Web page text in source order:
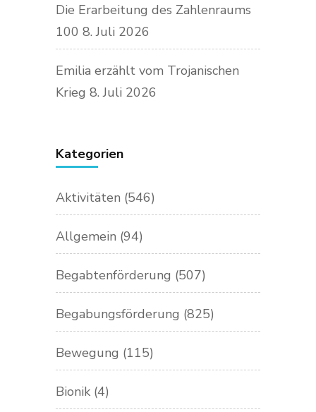
Die Erarbeitung des Zahlenraums
100 8. Juli 2026
Emilia erzählt vom Trojanischen
Krieg 8. Juli 2026
Kategorien
Aktivitäten (546)
Allgemein (94)
Begabtenförderung (507)
Begabungsförderung (825)
Bewegung (115)
Bionik (4)